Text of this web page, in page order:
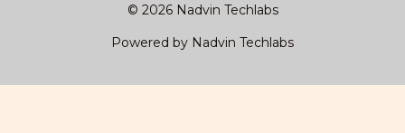
© 2026 Nadvin Techlabs
Powered by Nadvin Techlabs